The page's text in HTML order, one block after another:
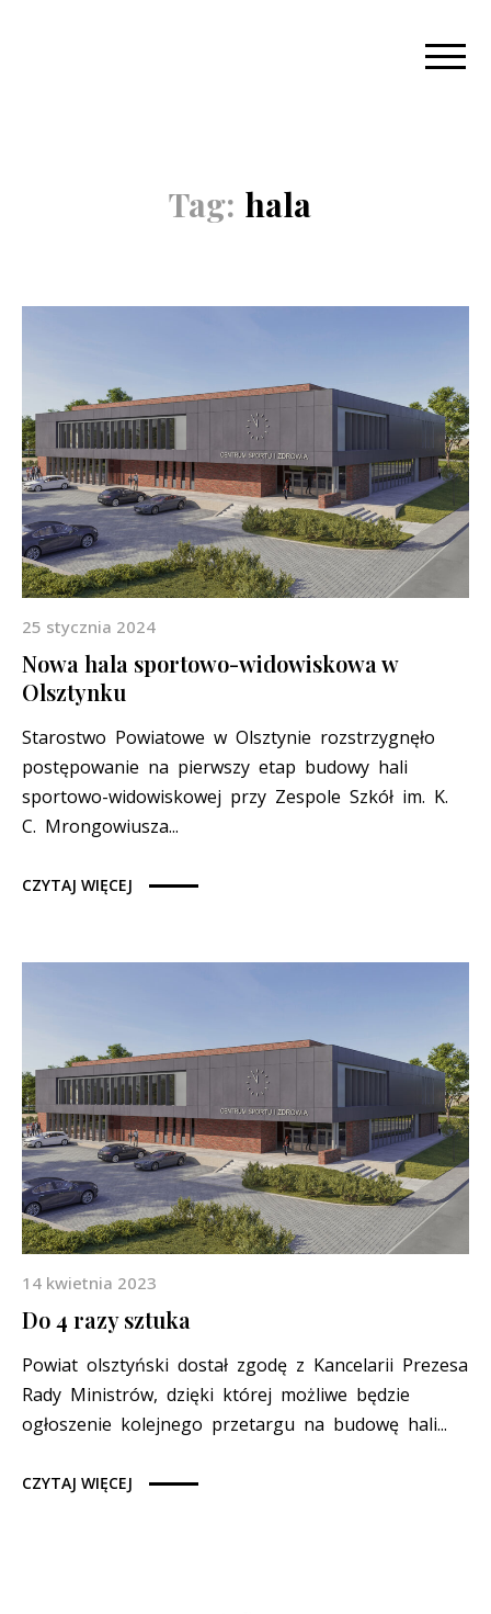
Tag: hala
25 stycznia 2024
Nowa hala sportowo-widowiskowa w
Olsztynku
Starostwo Powiatowe w Olsztynie rozstrzygnęło
postępowanie na pierwszy etap budowy hali
sportowo-widowiskowej przy Zespole Szkół im. K.
C. Mrongowiusza...
CZYTAJ WIĘCEJ
14 kwietnia 2023
Do 4 razy sztuka
Powiat olsztyński dostał zgodę z Kancelarii Prezesa
Rady Ministrów, dzięki której możliwe będzie
ogłoszenie kolejnego przetargu na budowę hali...
CZYTAJ WIĘCEJ